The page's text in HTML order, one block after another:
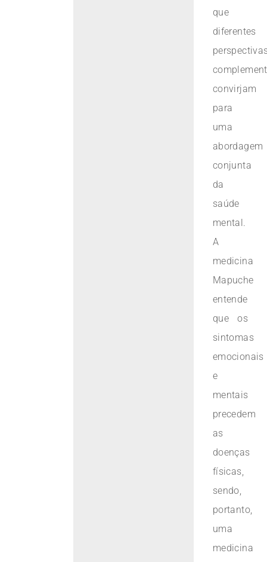
que
diferentes
convirjam
para
uma
abordagem
conjunta
da
saúde
mental.
A
medicina
Mapuche
entende
que os
sintomas
emocionais
e
mentais
precedem
as
doenças
físicas,
sendo,
portanto,
uma
medicina